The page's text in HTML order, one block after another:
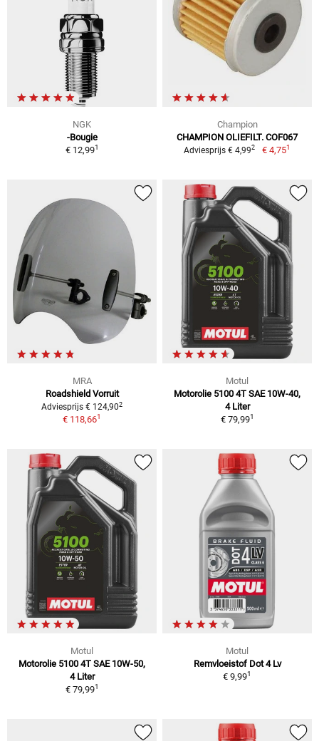
NGK
-Bougie
€ 12,991
Champion
CHAMPION OLIEFILT. COF067
Adviesprijs € 4,992 € 4,751
MRA
Roadshield Vorruit
Adviesprijs € 124,902
€ 118,661
Motul
Motorolie 5100 4T SAE 10W-40,
4 Liter
€ 79,991
Motul
Motorolie 5100 4T SAE 10W-50,
4 Liter
€ 79,991
Motul
Remvloeistof Dot 4 Lv
€ 9,991